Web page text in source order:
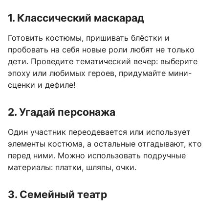
1. Классический маскарад
Готовить костюмы, пришивать блёстки и
пробовать на себя новые роли любят не только
дети. Проведите тематический вечер: выберите
эпоху или любимых героев, придумайте мини-
сценки и дефиле!
2. Угадай персонажа
Один участник переодевается или использует
элементы костюма, а остальные отгадывают, кто
перед ними. Можно использовать подручные
материалы: платки, шляпы, очки.
3. Семейный театр